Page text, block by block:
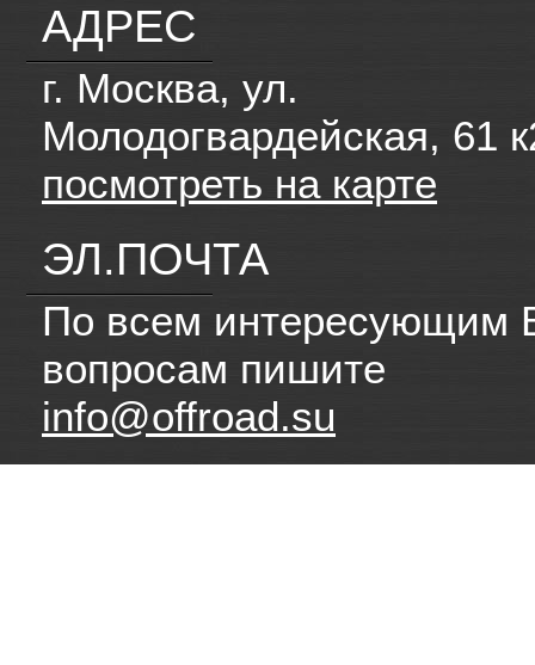
АДРЕС
г. Москва, ул.
Молодогвардейская, 61
посмотреть на карте
ЭЛ.ПОЧТА
По всем интересующим
вопросам пишите
info@offroad.su